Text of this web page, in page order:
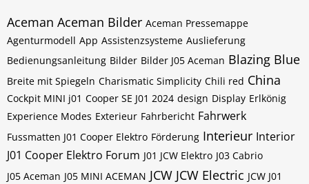
Aceman Aceman Bilder Aceman Pressemappe
Agenturmodell App Assistenzsysteme Auslieferung
Bedienungsanleitung Bilder Bilder J05 Aceman Blazing Blue
Breite mit Spiegeln Charismatic Simplicity Chili red China
Cockpit MINI j01 Cooper SE J01 2024 design Display Erlkönig
Experience Modes Exterieur Fahrbericht Fahrwerk
Fussmatten J01 Cooper Elektro Förderung Interieur Interior
J01 Cooper Elektro Forum J01 JCW Elektro J03 Cabrio
J05 Aceman J05 MINI ACEMAN JCW JCW Electric JCW J01